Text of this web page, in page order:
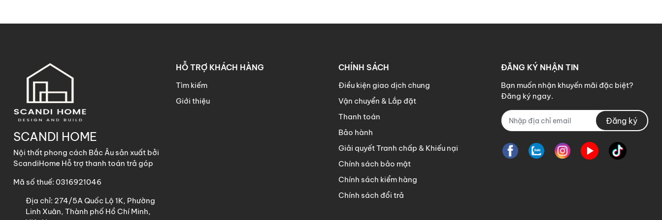
- Sản phẩm được gia công bằng máy CNC cho độ chính xác cao, cùng thiết kế lắp ráp giúp khách hàng có thể tự lắp
đặt tại nhà, hoặc tháo rời di chuyển rất dễ dàng.
- Chất liệu: Gỗ công nghiệp phủ Melamine cao cấp.
Địa chỉ: Urban Green , 1 Đường Số 6, Hiệp Bình Phước, Thủ Đức, Hồ Chí Minh
Số điện thoại: 0936353448
SCANDI HOME
Nội thất phong cách Bắc Âu sản xuất bởi
ScandiHome Hỗ trợ thanh toán trả góp
Mã số thuế: 0316921046
Địa chỉ: 274/5A Quốc Lộ 1K, Phường
Linh Xuân, Thành phố Hồ Chí Minh,
HỖ TRỢ KHÁCH HÀNG
Tìm kiếm
Giới thiệu
CHÍNH SÁCH
Điều kiện giao dịch chung
Vận chuyển & Lắp đặt
Thanh toán
Bảo hành
Giải quyết Tranh chấp & Khiếu nại
Chính sách bảo mật
Chính sách kiểm hàng
Chính sách đổi trả
ĐĂNG KÝ NHẬN TIN
Bạn muốn nhận khuyến mãi đặc biệt?
Đăng ký ngay.
Đăng ký